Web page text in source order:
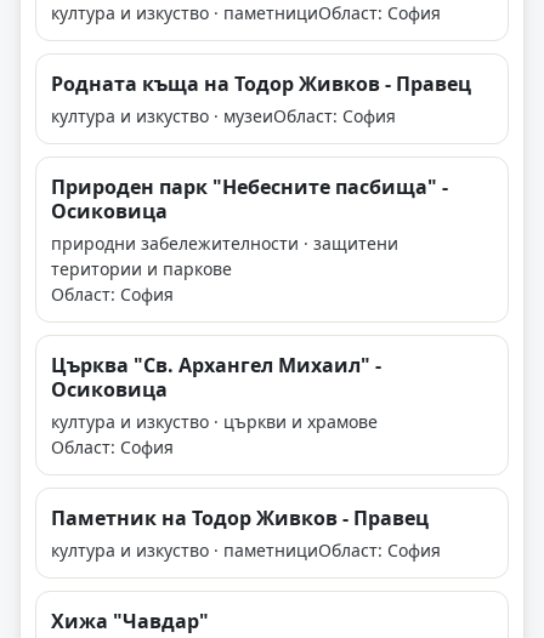
култура и изкуство · паметнициОбласт: София
Родната къща на Тодор Живков - Правец
култура и изкуство · музеиОбласт: София
Природен парк "Небесните пасбища" -
Осиковица
природни забележителности · защитени
територии и паркове
Област: София
Църква "Св. Архангел Михаил" -
Осиковица
култура и изкуство · църкви и храмове
Област: София
Паметник на Тодор Живков - Правец
култура и изкуство · паметнициОбласт: София
Хижа "Чавдар"